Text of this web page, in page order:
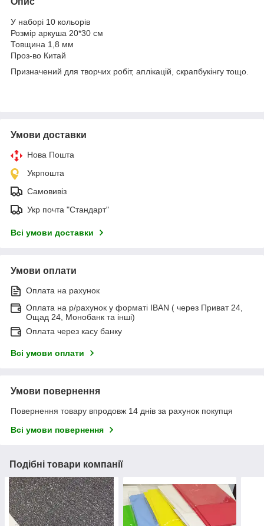
У наборі 10 кольорів
Розмір аркуша 20*30 см
Товщина 1,8 мм
Проз-во Китай
Призначений для творчих робіт, аплікацій, скрапбукінгу тощо.
Умови доставки
Нова Пошта
Укрпошта
Самовивіз
Укр почта "Стандарт"
Всі умови доставки
Умови оплати
Оплата на рахунок
Оплата на р/рахунок у форматі IBAN ( через Приват 24,
Ощад 24, Монобанк та інші)
Оплата через касу банку
Всі умови оплати
Умови повернення
Повернення товару впродовж 14 днів за рахунок покупця
Всі умови повернення
Подібні товари компанії